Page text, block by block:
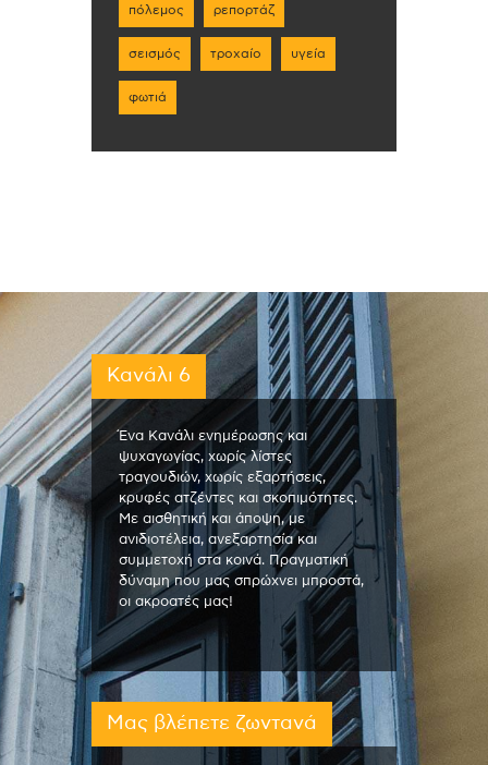
πόλεμος ρεπορτάζ
σεισμός τροχαίο υγεία
φωτιά
Κανάλι 6
Ένα Κανάλι ενημέρωσης και
ψυχαγωγίας, χωρίς λίστες
τραγουδιών, χωρίς εξαρτήσεις,
κρυφές ατζέντες και σκοπιμότητες.
Με αισθητική και άποψη, με
ανιδιοτέλεια, ανεξαρτησία και
συμμετοχή στα κοινά. Πραγματική
δύναμη που μας σπρώχνει μπροστά,
οι ακροατές μας!
Μας βλέπετε ζωντανά